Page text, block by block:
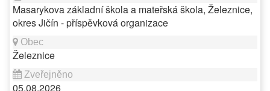
Masarykova základní škola a mateřská škola, Železnice,
okres Jičín - příspěvková organizace
Železnice
05.08.2026